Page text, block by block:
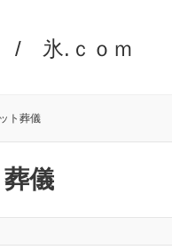
/ 氷.ｃｏｍ
ト葬儀
儀